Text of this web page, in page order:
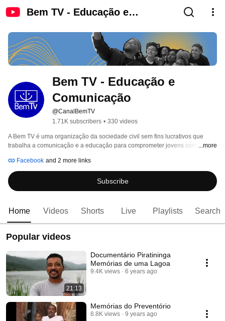
Bem TV - Educação e
Bem TV - Educação e
Comunicação
@CanalBemTV
1.71K subscribers • 330 videos
A Bem TV é uma organização da sociedade civil sem fins lucrativos que
trabalha a comunicação e a educação para comprometer jovens com a ...more
Facebook and 2 more links
Subscribe
Home Videos Shorts Live Playlists Search
Popular videos
21:13
Documentário Piratininga
Memórias de uma Lagoa
9.4K views 6 years ago
Memórias do Preventório
8.8K views 9 years ago